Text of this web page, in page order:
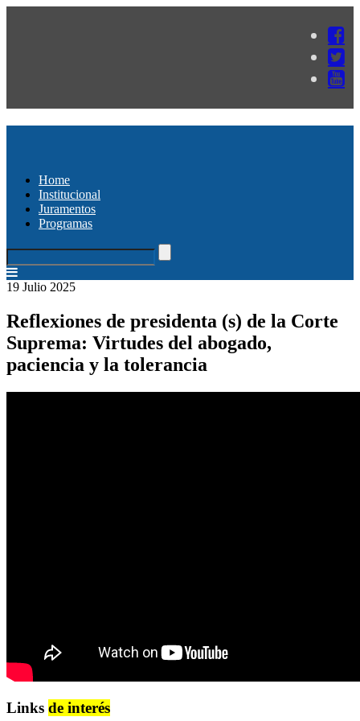
Home
Institucional
Juramentos
Programas
19 Julio 2025
Reflexiones de presidenta (s) de la Corte
Suprema: Virtudes del abogado,
paciencia y la tolerancia
Links de interés